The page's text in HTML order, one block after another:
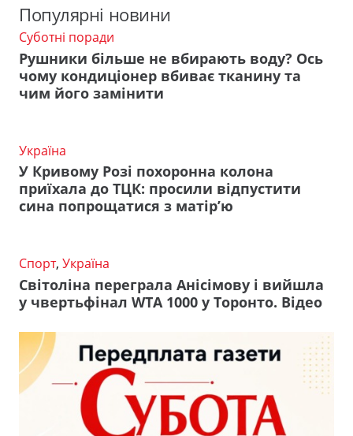
Популярні новини
Суботні поради
Рушники більше не вбирають воду? Ось
чому кондиціонер вбиває тканину та
чим його замінити
Україна
У Кривому Розі похоронна колона
приїхала до ТЦК: просили відпустити
сина попрощатися з матір’ю
Спорт, Україна
Світоліна переграла Анісімову і вийшла
у чвертьфінал WTA 1000 у Торонто. Відео